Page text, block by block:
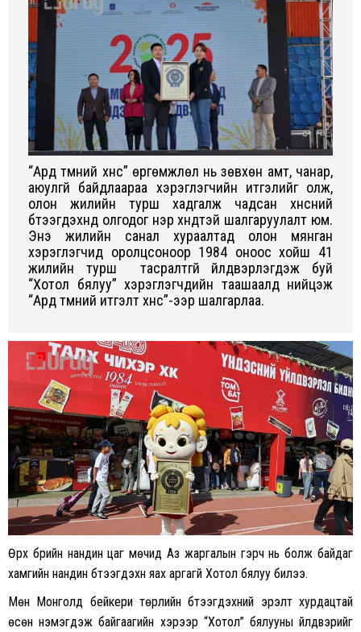
“Ард түмний хүнс” өргөмжлөл нь зөвхөн амт, чанар,
аюулгүй байдлаараа хэрэглэгчийн итгэлийг олж,
олон жилийн турш хадгалж чадсан хүнсний
бүтээгдэхүүнд олгодог нэр хүндтэй шалгаруулалт юм.
Энэ жилийн санал хураалтад олон мянган
хэрэглэгчид оролцсоноор 1984 оноос хойш 41
жилийн турш тасралтгүй үйлдвэрлэгдэж буй
“Хотол бялуу” хэрэглэгчдийн таашаалд нийцэж
“Ард түмний итгэлт хүнс”-ээр шалгарлаа.
Өрх бүрийн нандин цаг мөчид Аз жаргалын гэрч нь болж байдаг
хамгийн нандин бүтээгдэхүүн яах аргагүй Хотол бялуу билээ.
Мөн Монголд бейкери төрлийн бүтээгдэхүүний эрэлт хурдацтай
өсөн нэмэгдэж байгаагийн хэрээр “Хотол” бялууны үйлдвэрийг